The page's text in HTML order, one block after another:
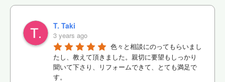
T. Taki
3 years ago
色々と相談にのってもらいまし
たし、教えて頂きました。親切に要望もしっかり
聞いて下さり、リフォームできて、とても満足で
す。